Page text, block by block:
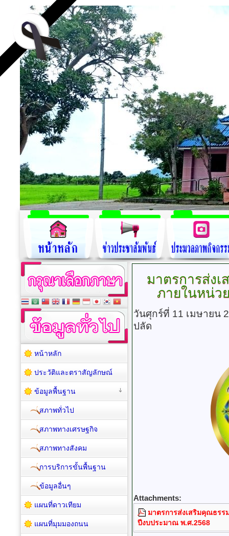
มาตรการส่ง
ภายในหน่ว
วันศุกร์ที่ 11 เมษายน
ปลัด
Attachments:
มาตรการส่งเสริมคุณธรร
ปีงบประมาณ พ.ศ.2568
หน้าหลัก
ประวัติและตราสัญลักษณ์
ข้อมูลพื้นฐาน
สภาพทั่วไป
สภาพทางเศรษฐกิจ
สภาพทางสังคม
การบริการขั้นพื้นฐาน
ข้อมูลอื่นๆ
แผนที่ดาวเทียม
แผนที่มุมมองถนน